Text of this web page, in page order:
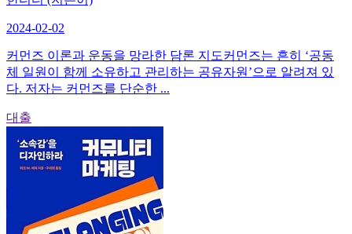
2024-02-02
커먼즈 이론과 운동을 망라한 담론 지도커먼즈는 흔히 ‘공동
체 일원이 함께 소유하고 관리하는 공유자원’으로 알려져 있
다. 저자는 커먼즈를 단순한 ...
대출